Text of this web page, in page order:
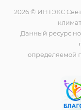
2026 © ИНТЭКС
Данный ресурс
определяемой